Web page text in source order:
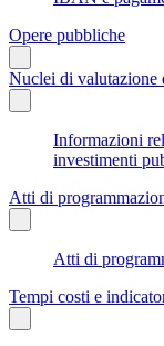
Opere pubbliche
Nuclei di valutazione
Informazioni
investimenti
Atti di
Atti di
Tempi costi e